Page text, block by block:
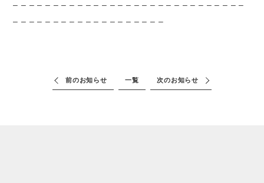
– – – – – – – – – – – – – – – – – – – – – – – – – – – – –
– – – – – – – – – – – – – – – – – – –
前のお知らせ 一覧 次のお知らせ